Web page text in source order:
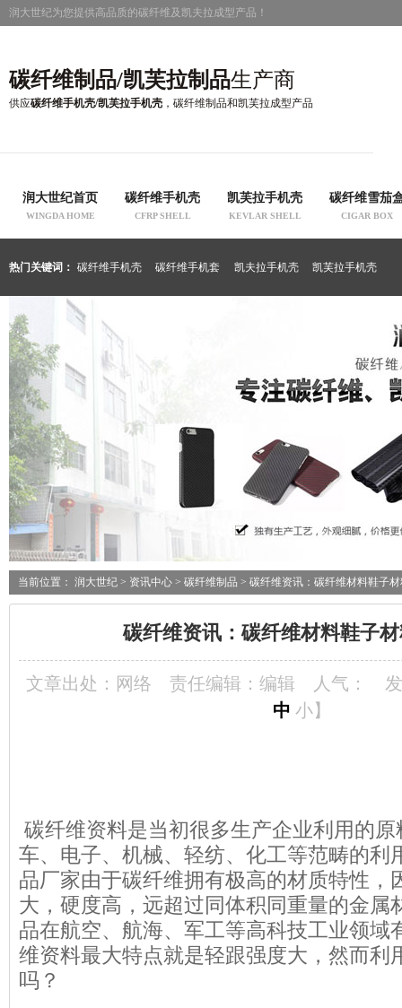
润大世纪为您提供高品质的碳纤维及凯夫拉成型产品！
碳纤维制品/凯芙拉制品生产商
供应碳纤维手机壳/凯芙拉手机壳 ，碳纤维制品和凯芙拉成型产品
润大世纪首页
WINGDA HOME
碳纤维手机壳
CFRP SHELL
凯芙拉手机壳
KEVLAR SHELL
碳纤维雪茄
CIGAR BOX
热门关键词： 碳纤维手机壳 碳纤维手机套 凯夫拉手机壳 凯芙拉手机壳
当前位置： 润大世纪 > 资讯中心 > 碳纤维制品 > 碳纤维资讯：碳纤维材料鞋子
碳纤维资讯：碳纤维材料鞋子
文章出处：网络 责任编辑：编辑 人气：
中 小】
碳纤维资料是当初很多生产企业利用的
车、电子、机械、轻纺、化工等范畴的利
品厂家由于碳纤维拥有极高的材质特性，
大，硬度高，远超过同体积同重量的金属
品在航空、航海、军工等高科技工业领域
维资料最大特点就是轻跟强度大，然而利
吗？